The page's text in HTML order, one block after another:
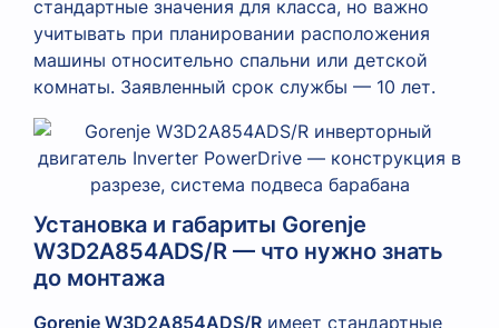
стандартные значения для класса, но важно
учитывать при планировании расположения
машины относительно спальни или детской
комнаты. Заявленный срок службы — 10 лет.
Установка и габариты Gorenje
W3D2A854ADS/R — что нужно знать
до монтажа
Gorenje W3D2A854ADS/R имеет стандартные